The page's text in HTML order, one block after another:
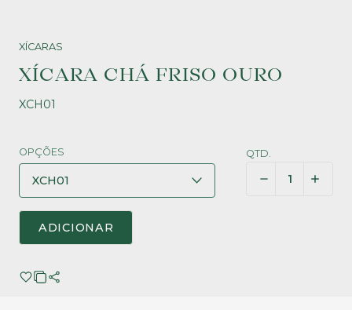
XÍCARAS
XÍCARA CHÁ FRISO OURO
XCH01
OPÇÕES QTD.
ADICIONAR